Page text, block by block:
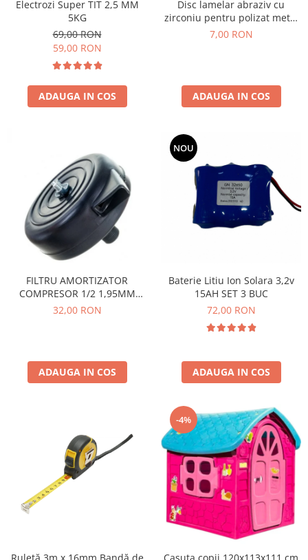
Electrozi Super TIT 2,5 MM
5KG
69,00 RON
59,00 RON
ADAUGA IN COS
Disc lamelar abraziv cu
zirconiu pentru polizat metal
inox P60, 125mm
7,00 RON
ADAUGA IN COS
FILTRU AMORTIZATOR
COMPRESOR 1/2 1,95MM
ROTOR (PLASTIC)
32,00 RON
ADAUGA IN COS
NOU
Baterie Litiu Ion Solara 3,2v
15AH SET 3 BUC
72,00 RON
ADAUGA IN COS
-4%